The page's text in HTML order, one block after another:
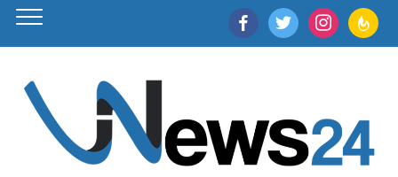
facebooktwitter instagram